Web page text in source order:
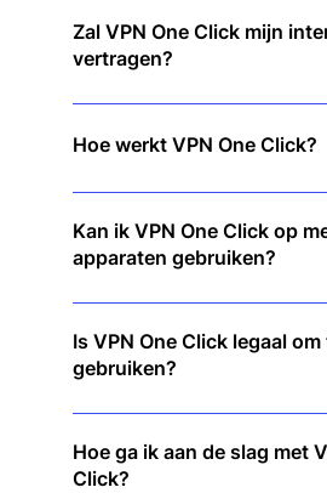
wat betekent dat wij uw online
bijhouden of opslaan.
Zal VPN One Click mijn
vertragen?
Helemaal niet! Onze
voor soepel browsen, streamen
Hoe werkt VPN One Click?
VPN One Click versleutelt uw
verbergt uw IP-adres, zodat u
online blijft.
Kan ik VPN One Click op
apparaten gebruiken?
Jazeker! Eén abonnement
apparaten, zodat u op al uw
blijft.
Is VPN One Click legaal om
gebruiken?
Ja, VPN's zijn legaal in de
raden echter aan om de lokale
controleren voor gebruik.
Hoe ga ik aan de slag met
Click?